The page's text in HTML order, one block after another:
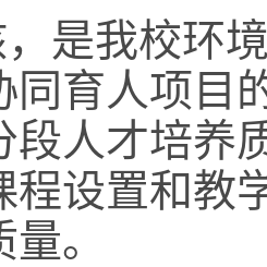
是我校环
同育人项目
段人才培养
程设置和教
。